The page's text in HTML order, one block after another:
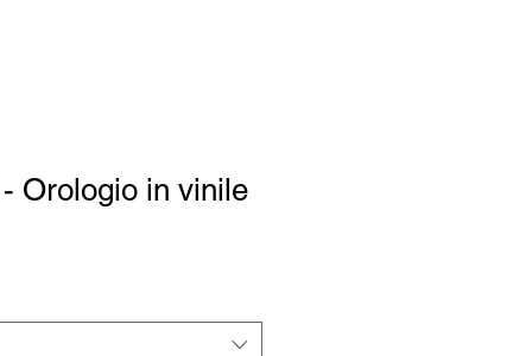
Orologio in vinile